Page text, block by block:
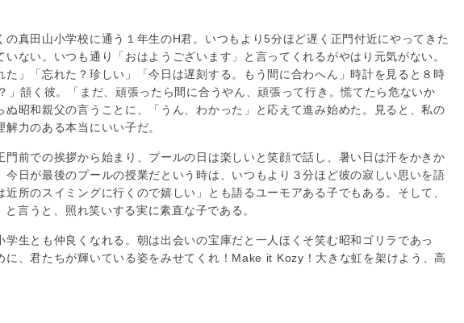
真田山小学校に通う１年生のH君。いつもより5分ほど遅く正門付近にやってきた
ない。いつも通り「おはようございます」と言ってくれるがやはり元気がない。
た」「忘れた？珍しい」「今日は遅刻する。もう間に合わへん」時計を見ると８時
」頷く彼。「まだ、頑張ったら間に合うやん、頑張って行き。慌てたら危ないか
ぬ昭和親父の言うことに、「うん、わかった」と応えて進み始めた。見ると、私の
力のある本当にいい子だ。
前での挨拶から始まり、プールの日は楽しいと笑顔で話し、暑い日は汗をかきか
今日が最後のプールの授業だという時は、いつもより３分ほど彼の寂しい思いを語
所のスイミングに行くので嬉しい」とも語るユーモアある子でもある。そして、
言うと、照れ笑いする実に素直な子である。
生とも仲良くなれる。朝は出会いの宝庫だと一人ほくそ笑む昭和ゴリラであっ
に、君たちが輝いている姿をみせてくれ！Make it Kozy！大きな虹を架けよう、高